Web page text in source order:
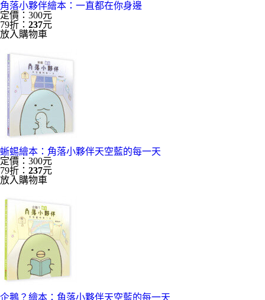
角落小夥伴繪本：一直都在你身邊
定價：300元
79折： 237元
放入購物車
蜥蜴繪本：角落小夥伴天空藍的每一天
定價：300元
79折： 237元
放入購物車
企鵝？繪本：角落小夥伴天空藍的每一天